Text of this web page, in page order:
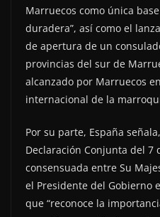
Marruecos como única
duradera”, así como el
de apertura de un
provincias del sur de
alcanzado por Marruecos
internacional de la
Por su parte, España
Declaración Conjunta del 7
consensuada entre Su
el Presidente del Gobierno
que “reconoce la